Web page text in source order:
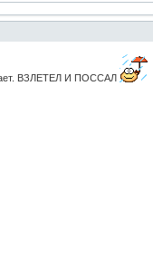
ВЗЛЕТЕЛ И ПОССАЛ